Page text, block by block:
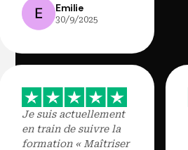
Emilie
30/9/2025
Je suis actuellement
en train de suivre la
formation « Maîtriser